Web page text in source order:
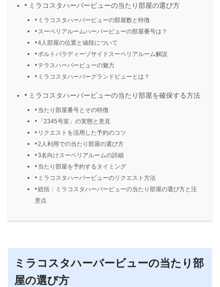
ミラコスタハーバービューの当たり部屋の選び方
ミラコスタハーバービューの部屋数と特徴
スーペリアルームハーバービューの部屋番号は？
4人部屋の位置と値段について
ポルトパラディーゾサイドスーペリアルーム解説
テラスハーバービューの魅力
ミラコスタハーバーグランドビューとは？
ミラコスタハーバービューの当たり部屋を確保する方法
当たり部屋番号とその特徴
「2345号室」の実態と意見
リクエストを活用した予約のコツ
2人利用での当たり部屋の選び方
3名向けスーペリアルームの詳細
当たり部屋を予約するタイミング
ミラコスタハーバービューのリクエスト方法
総括：ミラコスタハーバービューの当たり部屋の選び方と注
意点
ミラコスタハーバービューの当たり部
屋の選び方